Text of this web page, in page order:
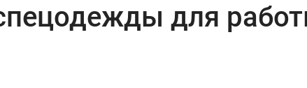
для